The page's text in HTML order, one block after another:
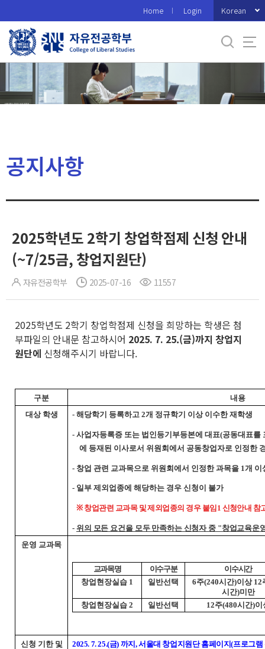
로
메
Home Login Korean
공지사항
2025학년도 2학기 창업학점제 신청 안내
(~7/25금, 창업지원단)
자유전공학부 2025-07-16 11557
2025학년도 2학기 창업학점제 신청을 희망하는 학생은 첨
부파일의 안내문 참고하시어 2025. 7. 25.(금)까지 창업지
원단에 신청해주시기 바랍니다.
구분
내용
대상 학생
- 해당학기 등록하고 2개 정규학기 이상 이수한 재학생
- 사업자등록증 또는 법인등기부등본에 대표(공동대표
에 등재된 이사로서 위원회에서 공동창업자로 인정한
- 창업 관련 교과목으로 위원회에서 인정한 과목을 1개 이
- 일부 제외업종에 해당하는 경우 신청이 불가
※ 창업관련 교과목 및 제외업종의 경우 붙임1 신청안내 참
- 위의 모든 요건을 모두 만족하는 신청자 중 "창업교육
운영 교과목
교과목명 이수구분
이수시간
창업현장실습 1
일반선택
6주(240시간)이상 12
시간)미만
창업현장실습 2
일반선택 12주(480시간)이
신청 기한 및
2025. 7. 25.(금) 까지, 서울대 창업지원단 홈페이지(프로그